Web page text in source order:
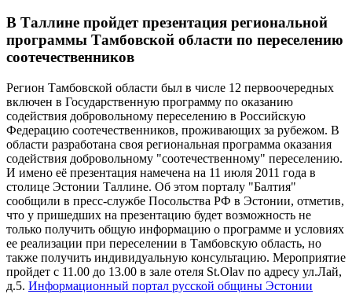
В Таллине пройдет презентация региональной
программы Тамбовской области по переселению
соотечественников
Регион Тамбовской области был в числе 12 первоочередных
включен в Государственную программу по оказанию
содействия добровольному переселению в Российскую
Федерацию соотечественников, проживающих за рубежом. В
области разработана своя региональная программа оказания
содействия добровольному "соотечественному" переселению.
И имено её презентация намечена на 11 июля 2011 года в
столице Эстонии Таллине. Об этом порталу "Балтия"
сообщили в пресс-службе Посольства РФ в Эстонии, отметив,
что у пришедших на презентацию будет возможность не
только получить общую информацию о программе и условиях
ее реализации при переселении в Тамбовскую область, но
также получить индивидуальную консультацию. Мероприятие
пройдет с 11.00 до 13.00 в зале отеля St.Olav по адресу ул.Лай,
д.5. Информационный портал русской общины Эстонии